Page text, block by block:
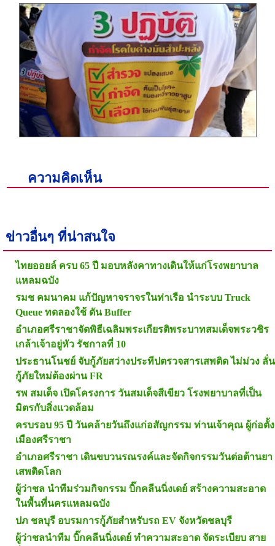
ความคิดเห็น
ข่าวอื่นๆ ที่น่าสนใจ
ไทยออยล์ ครบ 65 ปี มอบหลังคาทางเดินให้แก่โรงพยาบาล
แหลมฉบัง
รมช คมนาคม แก้ปัญหาจราจรในท่าเรือ นำระบบ Truck
Queue ทดลองใช้ ดัน Buffer
อำเภอศรีราชาจัดพิธีเฉลิมพระเกียรติพระบาทสมเด็จพระวชิร
เกล้าเจ้าอยู่หัว รัชกาลที่ 10
ประธานโนชย์ จับกู้ภัยสว่างประทีปตรวจสารเสพติด ไม่ม่วง ลั่น
กู้ภัยใหม่ต้องผ่าน FR
รพ สมเด็จ เปิดโครงการ วันสมเด็จสีเขียว โรงพยาบาลที่เป็น
มิตรกับสิ่งแวดล้อม
ครบรอบ 95 ปี วันคล้ายวันถึงแก่อสัญกรรม ท่านเจ้าคุณ ผู้ก่อตั้ง
เมืองศรีราชา
อำเภอศรีราชา เดินขบวนรณรงค์และจัดกิจกรรมวันต่อต้านยา
เสพติดโลก
ผู้ว่าชล นำทีมร่วมกิจกรรม บิ๊กคลีนนิ่งเดย์ สร้างความสะอาด
ในพื้นที่นครแหลมฉบัง
ปภ ชลบุรี อบรมการกู้ภัยสำหรับรถ EV จังหวัดชลบุรี
ผู้ว่าชลนำทีม บิ๊กคลีนนิ่งเดย์ ทำความสะอาด จัดระเบียบ สาย